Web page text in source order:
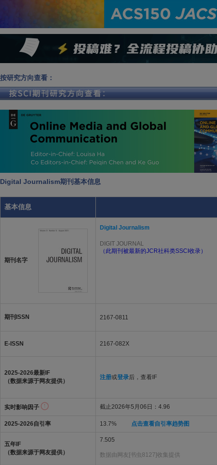
按研究方向查看：
Digital Journalism期刊基本信息
基本信息
期刊名字
Digital Journalism
DIGIT JOURNAL
（此期刊被最新的JCR社科类SSCI收录）
期刊ISSN 2167-0811
E-ISSN 2167-082X
2025-2026最新IF
（数据来源于网友提供）
注册或登录后，查看IF
实时影响因子 截止2026年5月06日：4.96
2025-2026自引率 13.7% 点击查看自引率趋势图
五年IF
（数据来源于网友提供）
7.505
数据由网友[书虫8127]收集提供